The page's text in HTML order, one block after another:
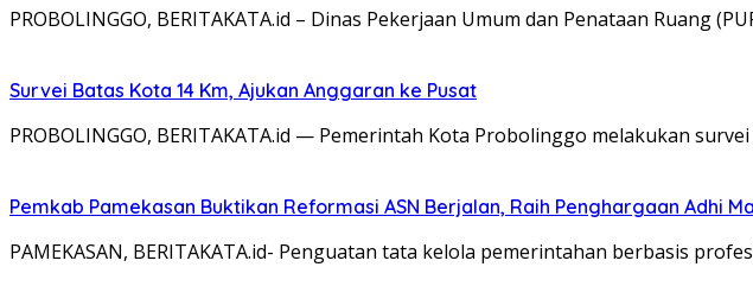
PROBOLINGGO, BERITAKATA.id – Dinas Pekerjaan Umum dan Penataan Ruang
Survei Batas Kota 14 Km, Ajukan Anggaran ke Pusat
PROBOLINGGO, BERITAKATA.id — Pemerintah Kota Probolinggo melakukan
Pemkab Pamekasan Buktikan Reformasi ASN Berjalan, Raih Penghargaan Adhi
PAMEKASAN, BERITAKATA.id- Penguatan tata kelola pemerintahan berbasis